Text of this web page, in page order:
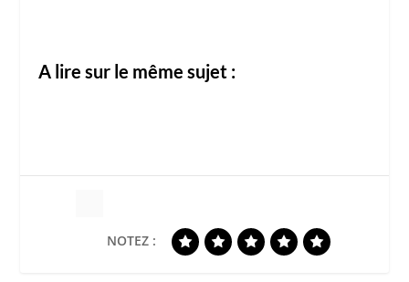
A lire sur le même sujet :
NOTEZ :